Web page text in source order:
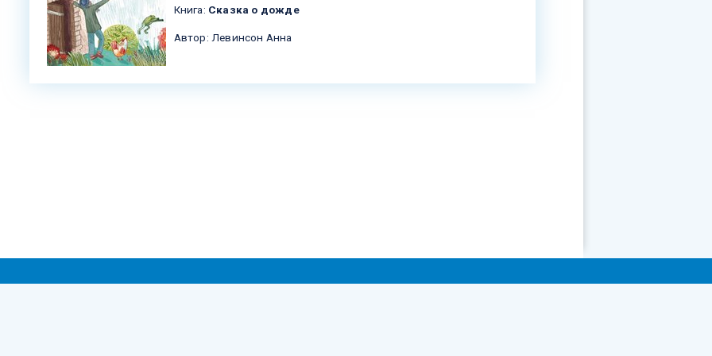
Книга: Сказка о дожде
Автор: Левинсон Анна